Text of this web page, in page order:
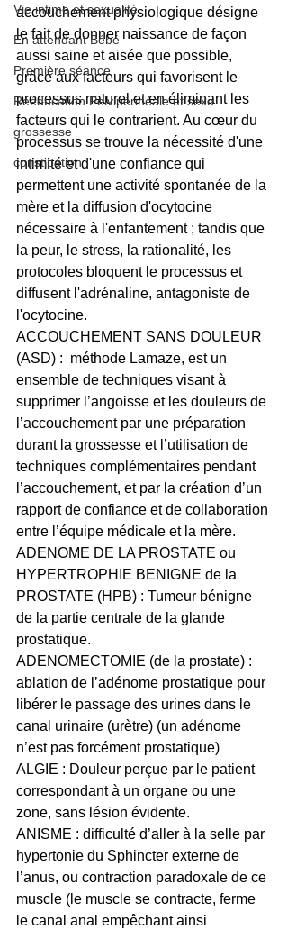
Vie intime et sexualité
En attendant Bébé
Première séance
Rééducation Pelvipérinéale et sexo
grossesse
constipation
accouchement physiologique désigne
le fait de donner naissance de façon
aussi saine et aisée que possible,
grâce aux facteurs qui favorisent le
processus naturel et en éliminant les
facteurs qui le contrarient. Au cœur du
processus se trouve la nécessité d'une
intimité et d'une confiance qui
permettent une activité spontanée de la
mère et la diffusion d'ocytocine
nécessaire à l'enfantement ; tandis que
la peur, le stress, la rationalité, les
protocoles bloquent le processus et
diffusent l'adrénaline, antagoniste de
l'ocytocine.
ACCOUCHEMENT SANS DOULEUR
(ASD) :  méthode Lamaze, est un
ensemble de techniques visant à
supprimer l’angoisse et les douleurs de
l’accouchement par une préparation
durant la grossesse et l’utilisation de
techniques complémentaires pendant
l’accouchement, et par la création d’un
rapport de confiance et de collaboration
entre l’équipe médicale et la mère.
ADENOME DE LA PROSTATE ou
HYPERTROPHIE BENIGNE de la
PROSTATE (HPB) : Tumeur bénigne
de la partie centrale de la glande
prostatique.
ADENOMECTOMIE (de la prostate) :
ablation de l’adénome prostatique pour
libérer le passage des urines dans le
canal urinaire (urètre) (un adénome
n’est pas forcément prostatique)
ALGIE : Douleur perçue par le patient
correspondant à un organe ou une
zone, sans lésion évidente.
ANISME : difficulté d’aller à la selle par
hypertonie du Sphincter externe de
l’anus, ou contraction paradoxale de ce
muscle (le muscle se contracte, ferme
le canal anal empêchant ainsi